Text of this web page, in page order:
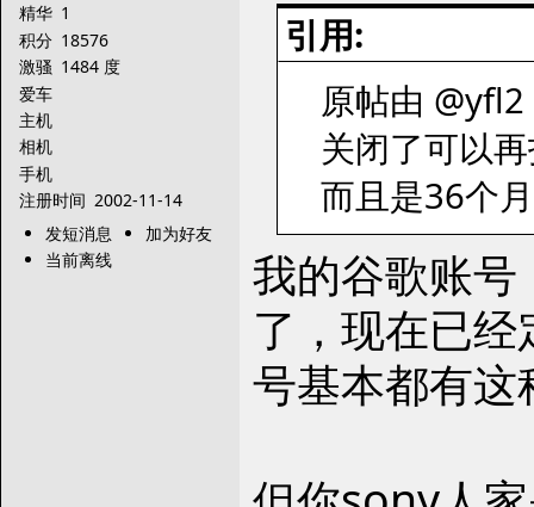
精华 1
积分 18576
激骚 1484 度
爱车
主机
相机
手机
注册时间 2002-11-14
发短消息
加为好友
当前离线
引用:
原帖由
关闭了可以
而且是36个
我的谷歌账
了，现在已
号基本都有这